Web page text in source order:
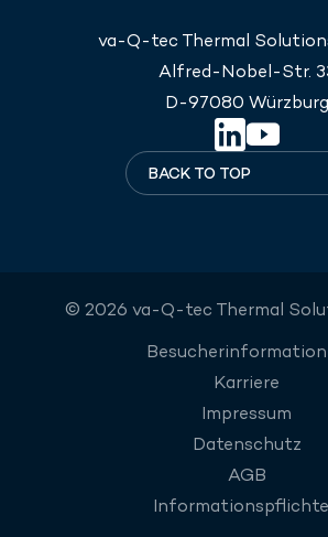
va-Q-tec Thermal
Alfred-Nobel-Str.
D-97080 Würzburg
BACK TO TOP
© 2026 va-Q-tec Thermal
Karriere
Impressum
Datenschutz
AGB